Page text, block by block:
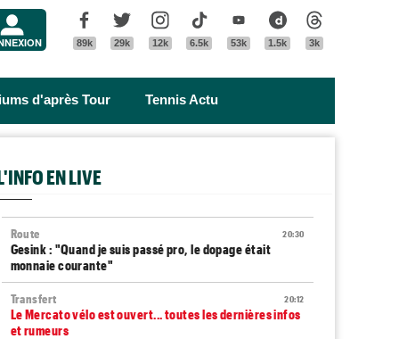
Facebook
89k
Twitter
29k
Instagram
12k
Tik Tok
6.5k
Youtube
53k
Dailymotion
1.5k 3k
d'après Tour Tennis Actu
EN LIVE
20:30
Route
Gesink : "Quand je suis passé pro, le dopage était
monnaie courante"
20:12
Transfert
Le Mercato vélo est ouvert... toutes les dernières infos
et rumeurs